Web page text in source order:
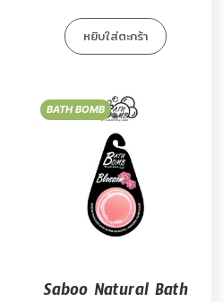
หยิบใส่ตะกร้า
BATH BOMB
Saboo Natural Bath